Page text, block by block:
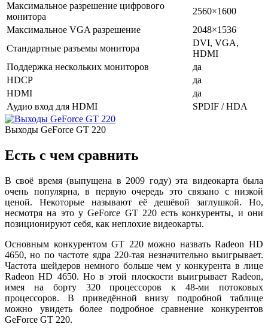
Максимальное разрешение цифрового
монитора
2560×1600
Максимальное VGA разрешение
2048×1536
Стандартные разъемы монитора
DVI, VGA,
HDMI
Поддержка нескольких мониторов
да
HDCP
да
HDMI
да
Аудио вход для HDMI
SPDIF / HDA
Выходы GeForce GT 220
Есть с чем сравнить
В своё время (выпущена в 2009 году) эта видеокарта была
очень популярна, в первую очередь это связано с низкой
ценой. Некоторые называют её дешёвой заглушкой. Но,
несмотря на это у GeForce GT 220 есть конкуренты, и они
позиционируют себя, как неплохие видеокарты.
Основным конкурентом GT 220 можно назвать Radeon HD
4650, но по частоте ядра 220-тая незначительно выигрывает.
Частота шейдеров немного больше чем у конкурента в лице
Radeon HD 4650. Но в этой плоскости выигрывает Radeon,
имея на борту 320 процессоров к 48-ми потоковых
процессоров. В приведённой внизу подробной таблице
можно увидеть более подробное сравнение конкурентов
GeForce GT 220.